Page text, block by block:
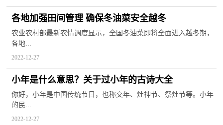
各地加强田间管理 确保冬油菜安全越冬
农业农村部最新农情调度显示，全国冬油菜即将全面进入越冬期，
各地...
2022-12-27
小年是什么意思？关于过小年的古诗大全
你好，小年是中国传统节日，也称交年、灶神节、祭灶节等。小年
的民...
2022-12-27